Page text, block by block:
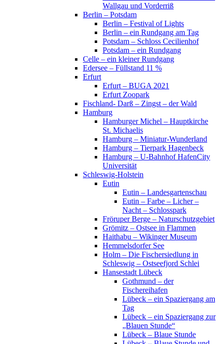
Wallgau und Vorderriß
Berlin – Potsdam
Berlin – Festival of Lights
Berlin – ein Rundgang am Tag
Potsdam – Schloss Cecilienhof
Potsdam – ein Rundgang
Celle – ein kleiner Rundgang
Edersee – Füllstand 11 %
Erfurt
Erfurt – BUGA 2021
Erfurt Zoopark
Fischland- Darß – Zingst – der Wald
Hamburg
Hamburger Michel – Hauptkirche
St. Michaelis
Hamburg – Miniatur-Wunderland
Hamburg – Tierpark Hagenbeck
Hamburg – U-Bahnhof HafenCity
Universität
Schleswig-Holstein
Eutin
Eutin – Landesgartenschau
Eutin – Farbe – Licher –
Nacht – Schlosspark
Fröruper Berge – Naturschutzgebiet
Grömitz – Ostsee in Flammen
Haithabu – Wikinger Museum
Hemmelsdorfer See
Holm – Die Fischersiedlung in
Schleswig – Ostseefjord Schlei
Hansestadt Lübeck
Gothmund – der
Fischereihafen
Lübeck – ein Spaziergang am
Tag
Lübeck – ein Spaziergang zur
„Blauen Stunde“
Lübeck – Blaue Stunde